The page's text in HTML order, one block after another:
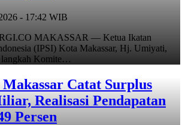
- 17:42 WIB
MAKASSAR — Ketua Ikatan
(IPSI) Kota Makassar, Hj. Umiyati,
langkah Komite…
Makassar Catat Surplus
Realisasi Pendapatan
Persen